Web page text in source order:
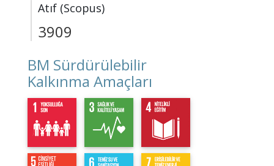
Atıf (Scopus)
3909
BM Sürdürülebilir
Kalkınma Amaçları